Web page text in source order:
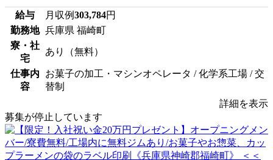
給与 月収例303,784円
勤務地 兵庫県 福崎町
寮・社
宅
あり（無料）
仕事内
容
お菓子の加工・マシンオペレータ / 化学系工場 / 交
替制
詳細を表示
募集が停止しています